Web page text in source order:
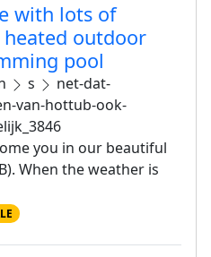
with lots of
outdoor
pool
s
net-dat-
van-hottub-ook-
you in our beautiful
When the weather is